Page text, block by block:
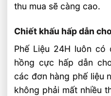
thu mua sẽ càng cao.
Chiết khấu hấp dẫn
Phế Liệu 24H luôn có
hồng cực hấp dẫn
các đơn hàng phế liệu
không phải mất nhiều